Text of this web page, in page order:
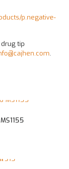
p.negative-
tip
.